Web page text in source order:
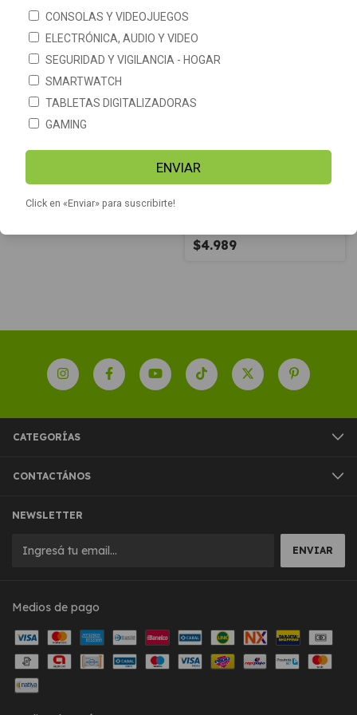
SIN STOCK
GRATIS
Estacion Meteorologica
Dzwt1081
$4.989
CATEGORÍAS
CONTACTÁNOS
NEWSLETTER
Medios de pago
CONSOLAS Y VIDEOJUEGOS
ELECTRÓNICA, AUDIO Y VIDEO
SEGURIDAD Y VIGILANCIA - HOGAR
SMARTWATCH
TABLETAS DIGITALIZADORAS
GAMING
ENVIAR
Click en «Enviar» para suscribirte!